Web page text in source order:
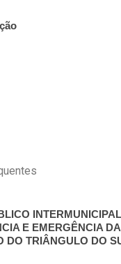
E EMERGÊNCIA DA
DO TRIÂNGULO DO